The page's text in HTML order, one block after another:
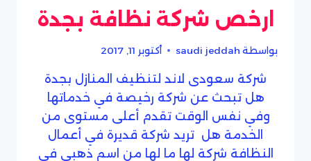
ارخص شركة نظافة بجدة
بواسطة saudi jeddah أكتوبر 11, 2017
شركة سعودى لاند لتنظيف المنازل بجدة
هل تبحث عن شركة رخيصة في خدماتها
وفي نفس الوقت تقدم أعلى مستوى من
الخدمة هل تريد شركة قديرة في أعمال
النظافة شركة لها ما لها من اسم ذهبي في